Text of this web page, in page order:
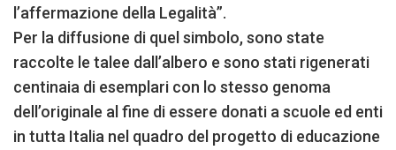
l’affermazione della Legalità”.
Per la diffusione di quel simbolo, sono state
raccolte le talee dall’albero e sono stati rigenerati
centinaia di esemplari con lo stesso genoma
dell’originale al fine di essere donati a scuole ed enti
in tutta Italia nel quadro del progetto di educazione